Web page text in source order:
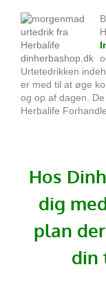
Urtetedrikken
er med til at øge
og op af dagen.
Herbalife
Hos
dig
plan
din